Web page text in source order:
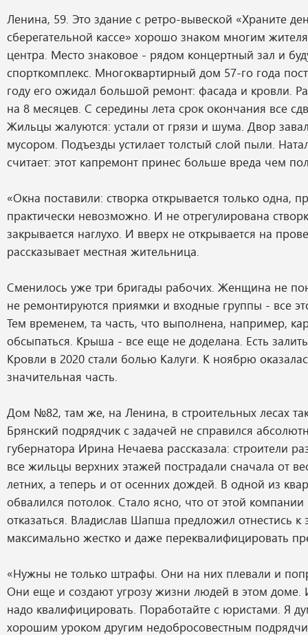
Ленина, 59. Это здание с ретро-вывеской «Храните
сберегательной кассе» хорошо знаком многим
центра. Место знаковое - рядом концертный зал и
спорткомплекс. Многоквартирный дом 57-го года
году его ожидал большой ремонт: фасада и кровли.
на 8 месяцев. С середины лета срок окончания все
Жильцы жалуются: устали от грязи и шума. Двор
мусором. Подъезды устилает толстый слой пыли.
считает: этот капремонт принес больше вреда чем
«Окна поставили: створка открывается только одна,
практически невозможно. И не отрегулирована
закрывается наглухо. И вверх не открывается на
рассказывает местная жительница.
Сменилось уже три бригады рабочих. Женщина не
не ремонтируются приямки и входные группы - все
Тем временем, та часть, что выполнена, например,
обсыпаться. Крыша - все еще не доделана. Есть
Кровли в 2020 стали болью Калуги. К ноябрю
значительная часть.
Дом №82, там же, на Ленина, в строительных лесах
Брянский подрядчик с задачей не справился
губернатора Ирина Нечаева рассказала: строители
все жильцы верхних этажей пострадали сначала от
летних, а теперь и от осенних дождей. В одной из
обвалился потолок. Стало ясно, что от этой компании
отказаться. Владислав Шапша предложил отнестись к
максимально жестко и даже переквалифицировать
«Нужны не только штрафы. Они на них плевали и
Они еще и создают угрозу жизни людей в этом доме.
надо квалифицировать. Поработайте с юристами. Я
хорошим уроком другим недобросовестным